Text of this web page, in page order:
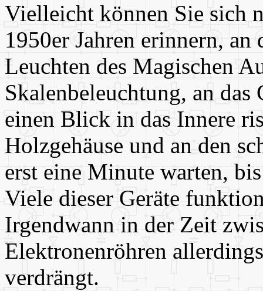
Vielleicht können Sie sich
1950er Jahren erinnern,
Leuchten des Magischen
Skalenbeleuchtung, an
einen Blick in das Innere
Holzgehäuse und an den
erst eine Minute warten,
Viele dieser Geräte
Irgendwann in der Zeit
Elektronenröhren
verdrängt.